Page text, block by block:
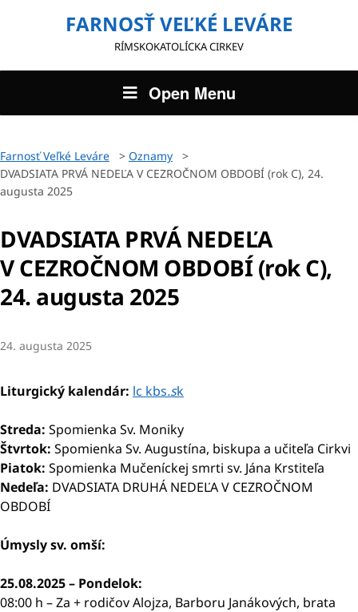
FARNOSŤ VEĽKÉ LEVÁRE
RÍMSKOKATOLÍCKA CIRKEV
Open Menu
Farnosť Veľké Leváre > Oznamy
>
DVADSIATA PRVÁ NEDEĽA V CEZROČNOM OBDOBÍ (rok C), 24.
augusta 2025
DVADSIATA PRVÁ NEDEĽA
V CEZROČNOM OBDOBÍ (rok C),
24. augusta 2025
24. augusta 2025
Liturgický kalendár: lc kbs.sk
Streda: Spomienka Sv. Moniky
Štvrtok: Spomienka Sv. Augustína, biskupa a učiteľa Cirkvi
Piatok: Spomienka Mučeníckej smrti sv. Jána Krstiteľa
Nedeľa: DVADSIATA DRUHÁ NEDEĽA V CEZROČNOM
OBDOBÍ
Úmysly sv. omší:
25.08.2025 – Pondelok:
08:00 h – Za + rodičov Alojza, Barboru Janákových, brata